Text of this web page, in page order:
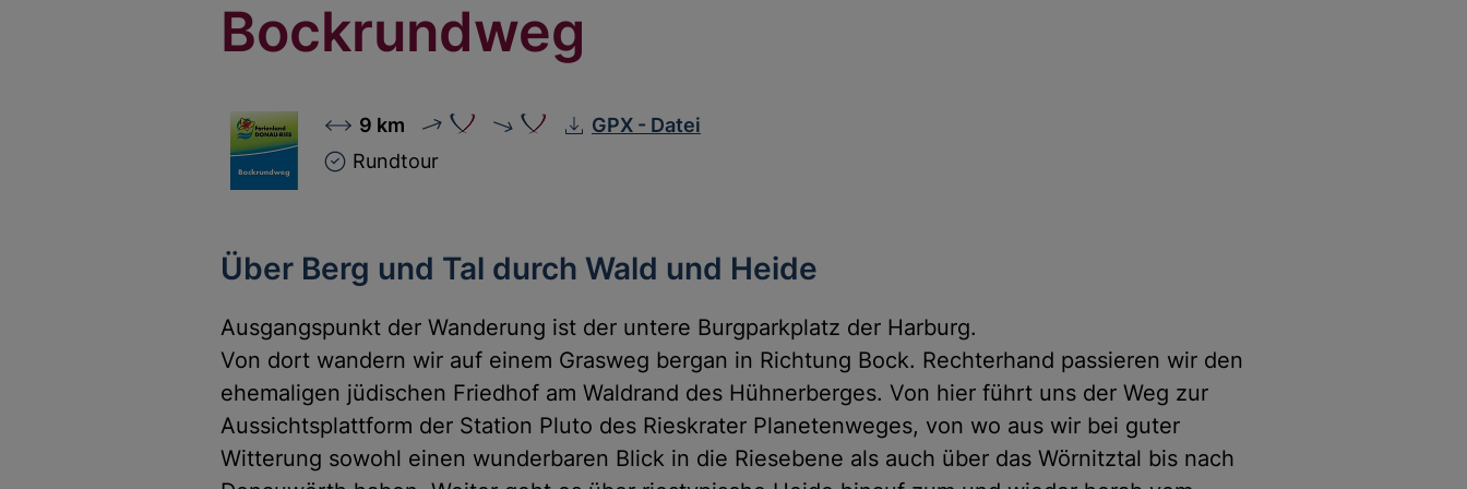
Bockrundweg
9 km
GPX - Datei
Rundtour
Über Berg und Tal durch Wald und Heide
Ausgangspunkt der Wanderung ist der untere Burgparkplatz der Harburg.
Von dort wandern wir auf einem Grasweg bergan in Richtung Bock. Rechterhand passieren wir den
ehemaligen jüdischen Friedhof am Waldrand des Hühnerberges. Von hier führt uns der Weg zur
Aussichtsplattform der Station Pluto des Rieskrater Planetenweges, von wo aus wir bei guter
Witterung sowohl einen wunderbaren Blick in die Riesebene als auch über das Wörnitztal bis nach